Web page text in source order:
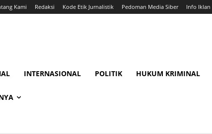
Kami Redaksi Kode Etik Jurnalistik Pedoman Media Siber Info Iklan
INTERNASIONAL POLITIK HUKUM KRIMINAL